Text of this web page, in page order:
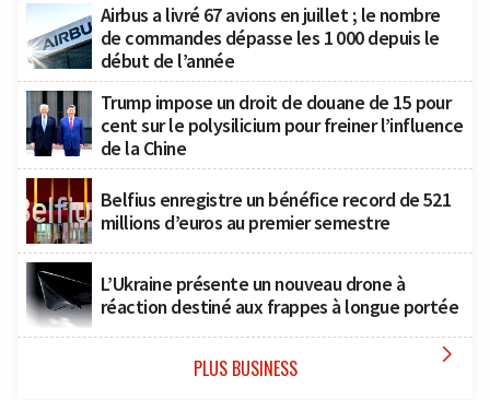
Airbus a livré 67 avions en juillet ; le nombre
de commandes dépasse les 1 000 depuis le
début de l’année
Trump impose un droit de douane de 15 pour
cent sur le polysilicium pour freiner l’influence
de la Chine
Belfius enregistre un bénéfice record de 521
millions d’euros au premier semestre
L’Ukraine présente un nouveau drone à
réaction destiné aux frappes à longue portée
PLUS BUSINESS 